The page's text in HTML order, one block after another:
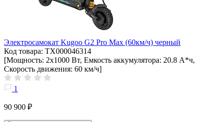
Электросамокат Kugoo G2 Pro Max (60км/ч) черный
Код товара: ТХ000046314
[Мощность: 2x1000 Вт, Емкость аккумулятора: 20.8 А*ч,
Скорость движения: 60 км/ч]
1
90 900 ₽